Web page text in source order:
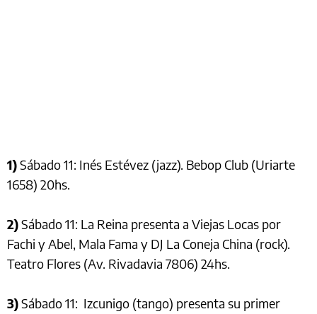
1)Sábado 11: Inés Estévez (jazz). Bebop Club (Uriarte
1658) 20hs.
2)Sábado 11: La Reina presenta a Viejas Locas por
Fachi y Abel, Mala Fama y DJ La Coneja China (rock).
Teatro Flores (Av. Rivadavia 7806) 24hs.
3)Sábado 11: Izcunigo (tango) presenta su primer